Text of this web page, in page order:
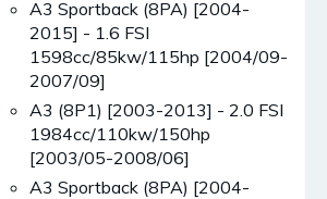
A3 Sportback (8PA) [2004-
2015] - 1.6 FSI
1598cc/85kw/115hp [2004/09-
2007/09]
A3 (8P1) [2003-2013] - 2.0 FSI
1984cc/110kw/150hp
[2003/05-2008/06]
A3 Sportback (8PA) [2004-